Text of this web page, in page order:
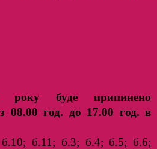
буде припинено
з 08.00 год. до 17.00 год. в
б.10; б.11; б.3; б.4; б.5; б.6;